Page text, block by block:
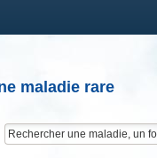
maladie rare